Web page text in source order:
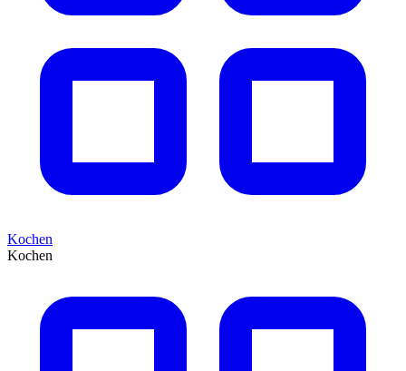
Kochen
Kochen